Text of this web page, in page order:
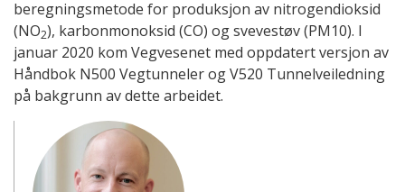
beregningsmetode for produksjon av nitrogendioksid
(NO2), karbonmonoksid (CO) og svevestøv (PM10). I
januar 2020 kom Vegvesenet med oppdatert versjon av
Håndbok N500 Vegtunneler og V520 Tunnelveiledning
på bakgrunn av dette arbeidet.